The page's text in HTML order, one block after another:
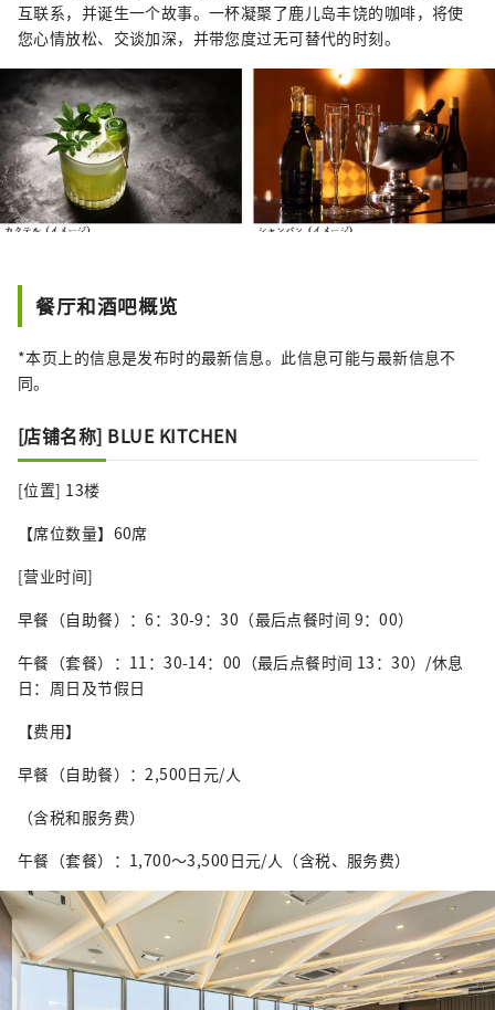
互联系，并诞生一个故事。一杯凝聚了鹿儿岛丰饶的咖啡，将使
您心情放松、交谈加深，并带您度过无可替代的时刻。
餐厅和酒吧概览
*本页上的信息是发布时的最新信息。此信息可能与最新信息不
同。
[店铺名称] BLUE KITCHEN
[位置] 13楼
【席位数量】60席
[营业时间]
早餐（自助餐）：6：30-9：30（最后点餐时间 9：00）
午餐（套餐）：11：30-14：00（最后点餐时间 13：30）/休息
日：周日及节假日
【费用】
早餐（自助餐）：2,500日元/人
（含税和服务费）
午餐（套餐）：1,700～3,500日元/人（含税、服务费）